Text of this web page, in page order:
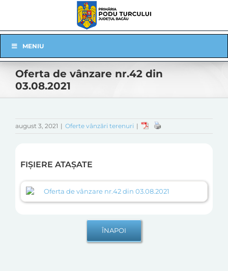
Navigation
MENIU
Oferta de vânzare nr.42 din
03.08.2021
august 3, 2021 | Oferte vânzări terenuri |
FIȘIERE ATAȘATE
Oferta de vânzare nr.42 din 03.08.2021